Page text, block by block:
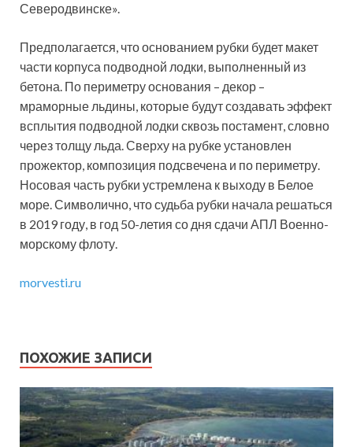
Северодвинске».
Предполагается, что основанием рубки будет макет
части корпуса подводной лодки, выполненный из
бетона. По периметру основания – декор –
мраморные льдины, которые будут создавать эффект
всплытия подводной лодки сквозь постамент, словно
через толщу льда. Сверху на рубке установлен
прожектор, композиция подсвечена и по периметру.
Носовая часть рубки устремлена к выходу в Белое
море. Символично, что судьба рубки начала решаться
в 2019 году, в год 50-летия со дня сдачи АПЛ Военно-
морскому флоту.
morvesti.ru
ПОХОЖИЕ ЗАПИСИ